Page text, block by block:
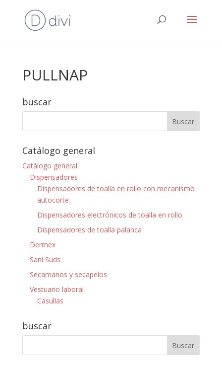
PULLNAP
buscar
Catálogo general
Catálogo general
Dispensadores
Dispensadores de toalla en rollo con mecanismo
autocorte
Dispensadores electrónicos de toalla en rollo
Dispensadores de toalla palanca
Dermex
Sani Suds
Secamanos y secapelos
Vestuario laboral
Casullas
buscar